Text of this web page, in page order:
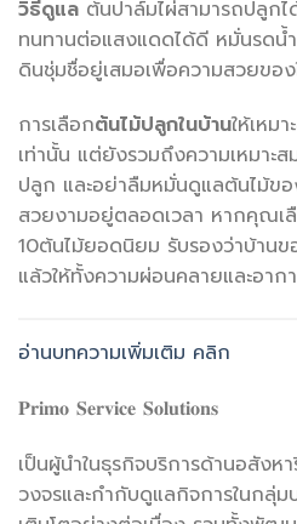
วิธีดูแล ต้นปาล์มไผ่สามารถปลูก
ทนทานต่อแสงแดดได้ดี หมั่นรดน้
ดินชุ่มชื่อยู่เสมอเพื่อความสวยของ
การเลือกต้นไม้ปลูกในบ้านให้เหม
เท่านั้น แต่ยังรวมถึงความเหมาะ
ปลูก และอย่าลืมหมั่นดูแลต้นไม้ข
สวยงามอยู่ตลอดเวลา หากคุณเ
10ต้นไม้ยอดนิยม รับรองว่าบ้าน
แล้วให้ทั้งความผ่อนคลายและอา
อ่านบทความเพิ่มเติม คลิก
𝐏𝐫𝐢𝐦𝐨 𝐒𝐞𝐫𝐯𝐢𝐜𝐞 𝐒𝐨𝐥𝐮𝐭𝐢𝐨𝐧𝐬
เป็นผู้นำในธุรกิจบริการด้านอสัง
วงจรและกำกับดูแลกิจการในกลุ่